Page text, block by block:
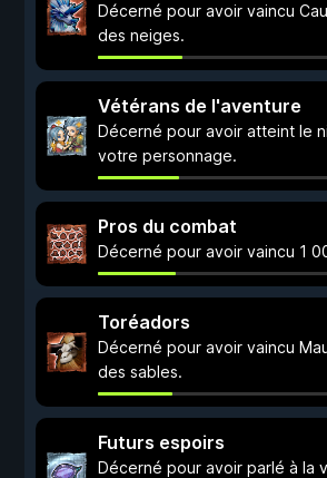
Décerné pour avoir vaincu
des neiges.
Vétérans de l'aventure
Décerné pour avoir atteint le
votre personnage.
Pros du combat
Décerné pour avoir vaincu 1
Toréadors
Décerné pour avoir vaincu
des sables.
Futurs espoirs
Décerné pour avoir parlé à la